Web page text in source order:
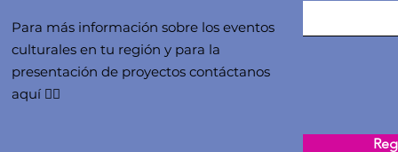
Para más información sobre los eventos
culturales en tu región y para la
presentación de proyectos contáctanos
aquí 👇🏻